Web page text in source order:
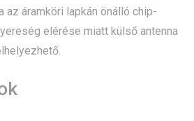
az áramköri lapkán önálló chip-
elérése miatt külső antenna